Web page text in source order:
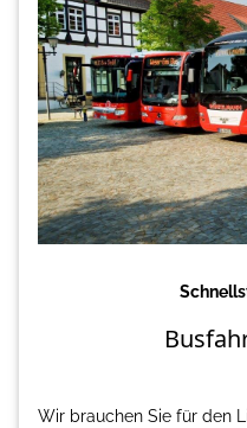
Wir brauchen Sie für den